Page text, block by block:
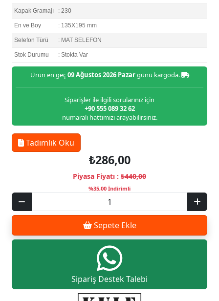
Kapak Gramajı : 230
En ve Boy : 135X195 mm
Selefon Türü : MAT SELEFON
Stok Durumu : Stokta Var
Ürün en geç09 Ağustos 2026 Pazargünü kargoda.
Siparişler ile ilgili sorularınız için
+90 555 089 32 62
numaralı hattımızı arayabilirsiniz.
Tadımlık Oku
₺286,00
Piyasa Fiyatı : ₺440,00
%35,00 İndirimli
Sepete Ekle
Sipariş Destek Talebi